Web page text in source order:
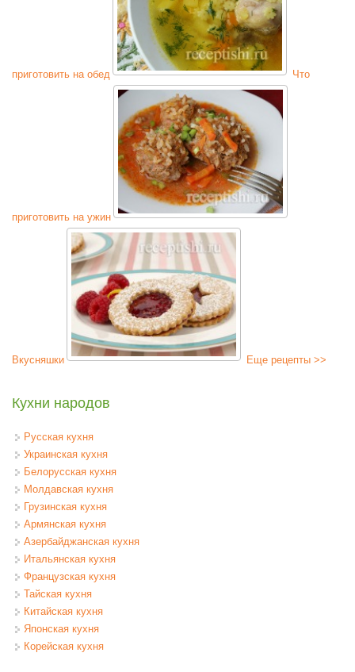
приготовить на обед Что
приготовить на ужин
Вкусняшки Еще рецепты >>
Кухни народов
Русская кухня
Украинская кухня
Белорусская кухня
Молдавская кухня
Грузинская кухня
Армянская кухня
Азербайджанская кухня
Итальянская кухня
Французская кухня
Тайская кухня
Китайская кухня
Японская кухня
Корейская кухня